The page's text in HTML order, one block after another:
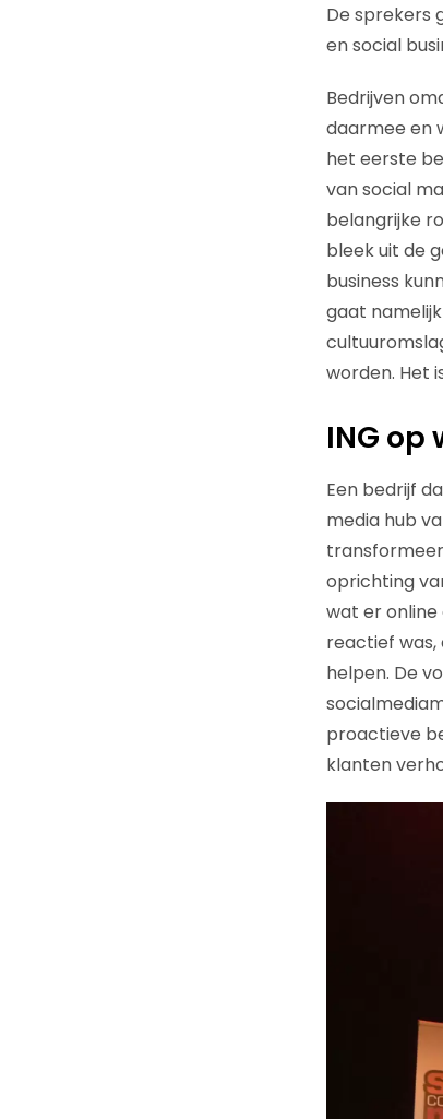
De sprekers
en social
Bedrijven
daarmee en
het eerste
van social
belangrijke
bleek uit de
business
gaat
worden. Het
ING
Een bedrijf
media hub
oprichting
wat er online
reactief was,
helpen. De
proactieve
klanten